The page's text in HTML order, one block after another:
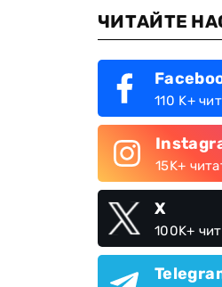
ЧИТАЙТЕ
110 K+
15K+
X
100K+